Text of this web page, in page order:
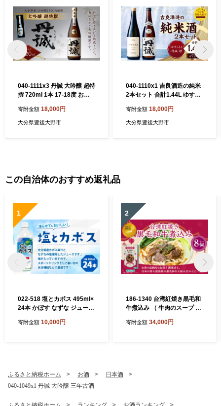
040-1111x3 丹誠 大吟醸 超特
撰 720ml 1本 17-18度 お酒
寄附金額 18,000円
大分県豊後大野市
040-1110x1 吉良酒造の純米
2本セット 合計1.44L ゆすら
720ml お酒 酒 日本酒 純米酒
寄附金額 18,000円
大分県豊後大野市
この自治体のおすすめ返礼品
1
022-518 塩とカボス 495ml×
24本 かぼす なずな ジュース
寄附金額 10,000円
2
186-1340 台湾紅焼き黒毛和
牛煮込み （ 牛肉のスープ ）
ク にく 牛肉 牛 黒毛和牛 和
寄附金額 34,000円
ふるさと納税ホーム お酒
日本酒
040-1049x1 丹誠 大吟醸 三年古酒